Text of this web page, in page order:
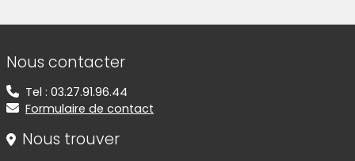
Informations de contact
Nous contacter
Tel : 03.27.91.96.44
Formulaire de contact
Nous trouver